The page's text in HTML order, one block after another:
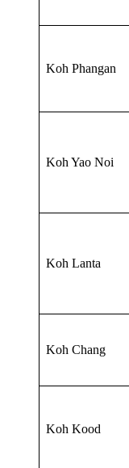
Koh Phangan
Koh Yao Noi
Koh Lanta
Koh Chang
Koh Kood